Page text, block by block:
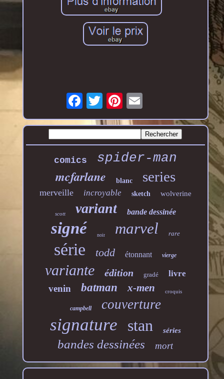
comics spider-man
mcfarlane blanc series
merveille incroyable sketch wolverine
scott variant bande dessinée
signé noir marvel rare
série todd étonnant vierge
variante édition gradé livre
venin batman x-men croquis
campbell couverture
signature stan séries
bandes dessinées mort